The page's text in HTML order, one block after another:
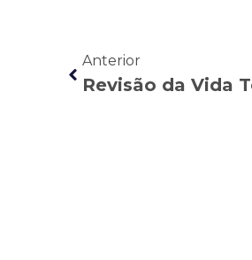
Anterior
Revisão da Vida